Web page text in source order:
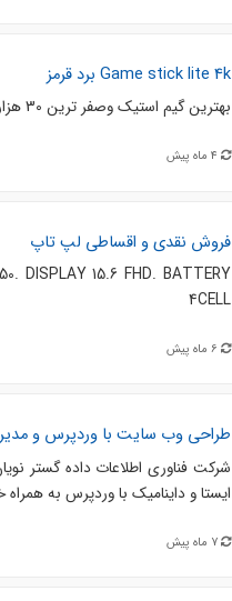
Game stick lite 4k برد قرمز
بهترین گیم استیک وصفر ترین 30 هزار تا بازی داره کرش بگیر تا چیز دیگه تخفیف هم میدم
4 ماه پیش
فروش نقدی و اقساطی لپ تاپ
DISPLAY 15.6 FHD. BATTERY
4CELL
6 ماه پیش
طراحی وب سایت با وردپرس و
شرکت فناوری اطلاعات داده گستر
ایستا و داینامیک با وردپرس به
7 ماه پیش